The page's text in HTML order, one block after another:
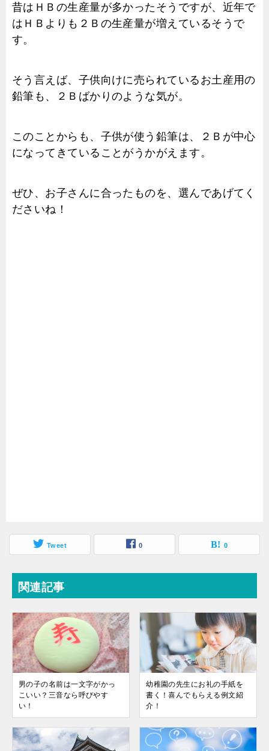
昔はＨＢの生産量が多かったそうですが、近年で
はＨＢよりも２Ｂの生産量が増えているそうで
す。
そう言えば、子供向けに売られているお土産用の
鉛筆も、２Ｂばかりのような気が。
このことからも、子供が使う鉛筆は、２Ｂが中心
になってきていることがうかがえます。
ぜひ、お子さんに合ったものを、選んであげてく
ださいね！
Tweet 0 0
関連記事
男の子の名前は一文字がかっ
こいい？三音なら呼びやす
い！
幼稚園の先生にお礼の手紙を
書く！喜んでもらえる例文紹
介！